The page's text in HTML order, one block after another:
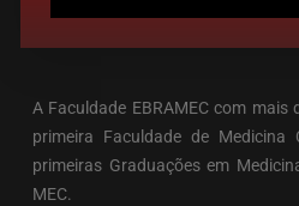
A Faculdade EBRAMEC com mais
primeira Faculdade de
primeiras Graduações em
MEC.